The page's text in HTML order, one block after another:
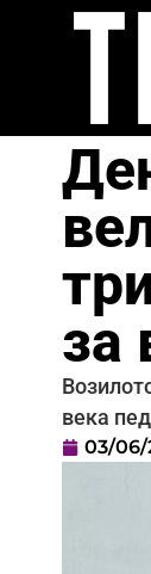
за
века
03/06/